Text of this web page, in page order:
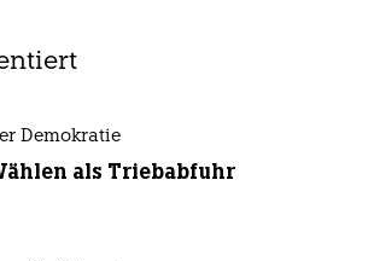
Demokratie
als Triebabfuhr